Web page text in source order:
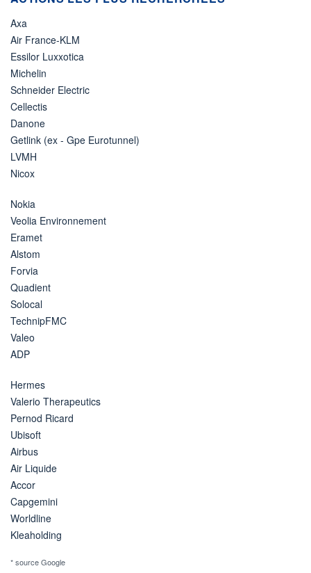
Axa
Air France-KLM
Essilor Luxxotica
Michelin
Schneider Electric
Cellectis
Danone
Getlink (ex - Gpe Eurotunnel)
LVMH
Nicox
Nokia
Veolia Environnement
Eramet
Alstom
Forvia
Quadient
Solocal
TechnipFMC
Valeo
ADP
Hermes
Valerio Therapeutics
Pernod Ricard
Ubisoft
Airbus
Air Liquide
Accor
Capgemini
Worldline
Kleaholding
* source Google